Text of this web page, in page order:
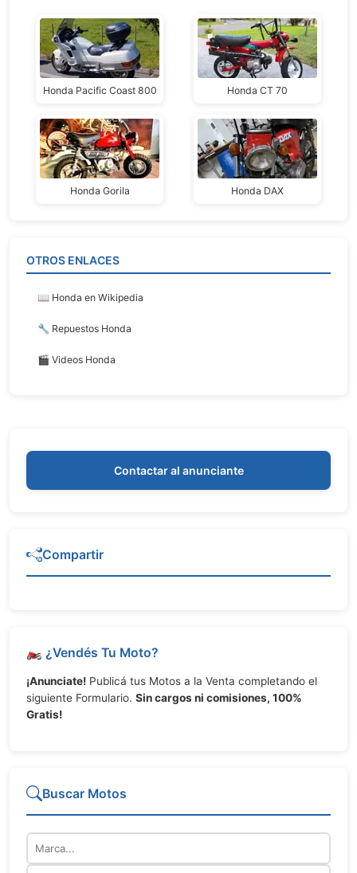
Honda Pacific Coast 800 Honda CT 70
Honda Gorila Honda DAX
OTROS ENLACES
📖 Honda en Wikipedia
🔧 Repuestos Honda
🎬 Videos Honda
Contactar al anunciante
Compartir
🏍️ ¿Vendés Tu Moto?
¡Anunciate! Publicá tus Motos a la Venta completando el
siguiente Formulario. Sin cargos ni comisiones, 100%
Gratis!
Buscar Motos
Marca